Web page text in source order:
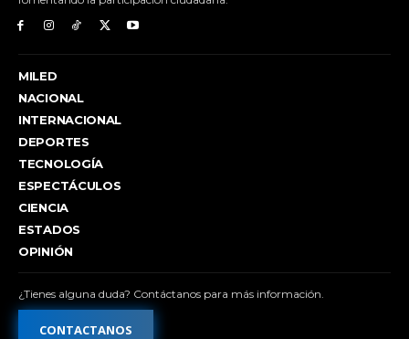
MILED
NACIONAL
INTERNACIONAL
DEPORTES
TECNOLOGÍA
ESPECTÁCULOS
CIENCIA
ESTADOS
OPINIÓN
¿Tienes alguna duda? Contáctanos para más información.
CONTACTANOS